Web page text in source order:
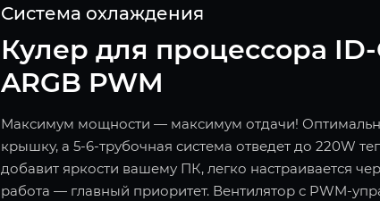
Система охлаждения
Кулер для процессора ID-
ARGB PWM
Максимум мощности — максимум отдачи!
крышку, а 5-6-трубочная система отведет до 220W
добавит яркости вашему ПК, легко настраивается
работа — главный приоритет. Вентилятор с PWM-